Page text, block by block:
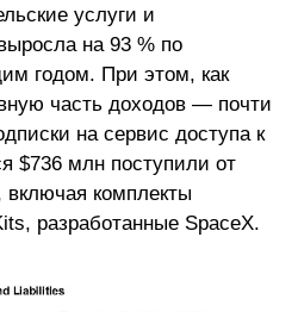
услуги и
на 93 % по
годом. При этом, как
часть доходов — почти
на сервис доступа к
$736 млн поступили от
комплекты
разработанные SpaceX.